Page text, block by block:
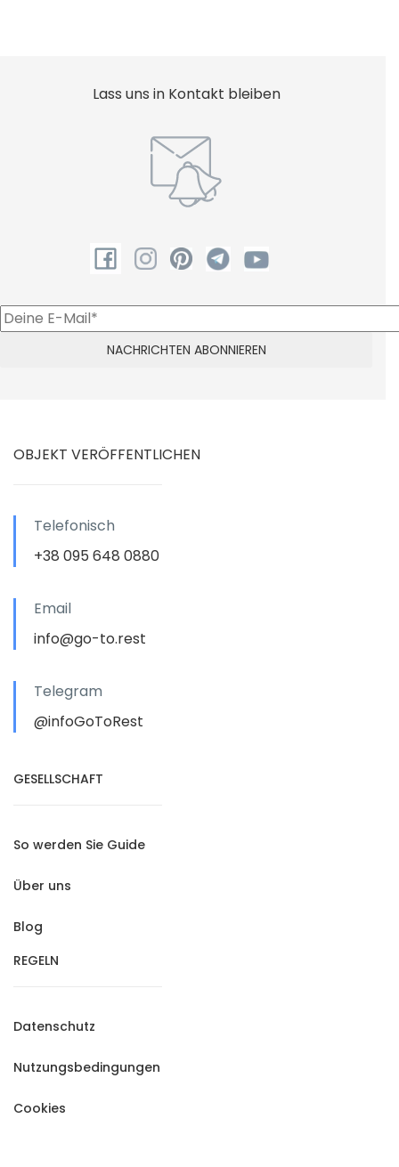
Lass uns in Kontakt bleiben
OBJEKT VERÖFFENTLICHEN
Telefonisch
+38 095 648 0880
Email
info@go-to.rest
Telegram
@infoGoToRest
GESELLSCHAFT
So werden Sie Guide
Über uns
Blog
REGELN
Datenschutz
Nutzungsbedingungen
Cookies